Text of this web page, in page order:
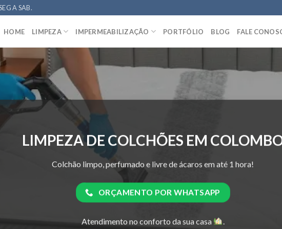
A SAB.
HOME LIMPEZA IMPERMEABILIZAÇÃO PORTFÓLIO BLOG FALE
LIMPEZA DE COLCHÕES EM
Colchão limpo, perfumado e livre de ácaros em até 1 hora!
ORÇAMENTO POR WHATSAPP
Atendimento no conforto da sua casa .